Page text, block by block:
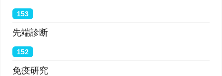
153
先端診断
152
免疫研究